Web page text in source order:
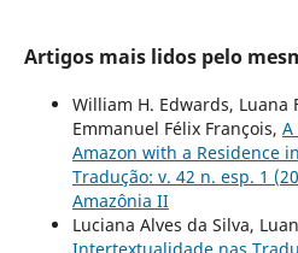
Artigos mais lidos pelo
William H. Edwards, Luana
Emmanuel Félix François, A
Amazon with a Residence
Tradução: v. 42 n. esp. 1
Amazônia II
Luciana Alves da Silva,
Intertextualidade nas